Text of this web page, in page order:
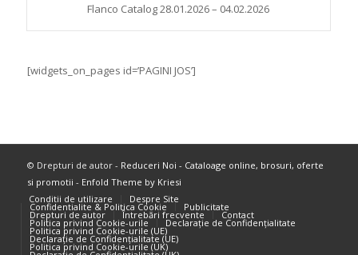
Flanco Catalog 28.01.2026 – 04.02.2026
[widgets_on_pages id=’PAGINI JOS’]
© Drepturi de autor - Reduceri Noi - Cataloage online, brosuri, oferte
si promotii - Enfold Theme by Kriesi
Conditii de utilizare
Despre Site
Confidentialite & Politica Cookie Publicitate
Drepturi de autor Întrebări frecvente Contact
Politica privind Cookie-urile Declarație de Confidențialitate
Politica privind Cookie-urile (UE)
Declarație de Confidențialitate (UE)
Politica privind Cookie-urile (UK)